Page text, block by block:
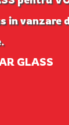
in vanzare
GLASS